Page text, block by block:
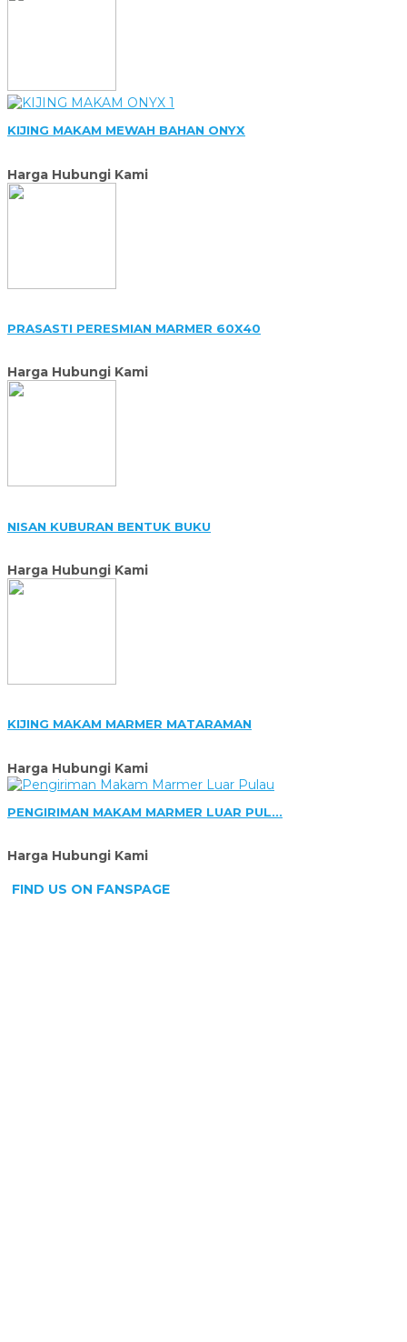
KIJING MAKAM MEWAH BAHAN ONYX
Harga Hubungi Kami
PRASASTI PERESMIAN MARMER 60X40
Harga Hubungi Kami
NISAN KUBURAN BENTUK BUKU
Harga Hubungi Kami
KIJING MAKAM MARMER MATARAMAN
Harga Hubungi Kami
PENGIRIMAN MAKAM MARMER LUAR PUL...
Harga Hubungi Kami
FIND US ON FANSPAGE